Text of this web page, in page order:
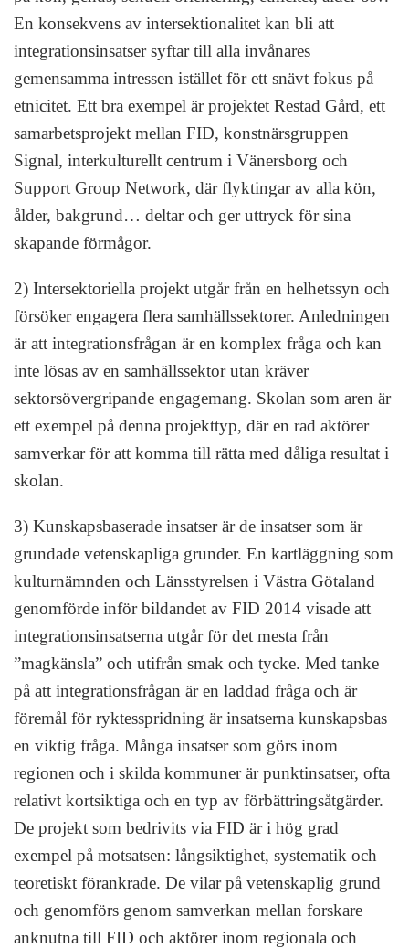
En konsekvens av intersektionalitet kan bli att
integrationsinsatser syftar till alla invånares
gemensamma intressen istället för ett snävt fokus på
etnicitet. Ett bra exempel är projektet Restad Gård, ett
samarbetsprojekt mellan FID, konstnärsgruppen
Signal, interkulturellt centrum i Vänersborg och
Support Group Network, där flyktingar av alla kön,
ålder, bakgrund… deltar och ger uttryck för sina
skapande förmågor.
2) Intersektoriella projekt utgår från en helhetssyn och
försöker engagera flera samhällssektorer. Anledningen
är att integrationsfrågan är en komplex fråga och kan
inte lösas av en samhällssektor utan kräver
sektorsövergripande engagemang. Skolan som aren är
ett exempel på denna projekttyp, där en rad aktörer
samverkar för att komma till rätta med dåliga resultat i
skolan.
3) Kunskapsbaserade insatser är de insatser som är
grundade vetenskapliga grunder. En kartläggning som
kulturnämnden och Länsstyrelsen i Västra Götaland
genomförde inför bildandet av FID 2014 visade att
integrationsinsatserna utgår för det mesta från
”magkänsla” och utifrån smak och tycke. Med tanke
på att integrationsfrågan är en laddad fråga och är
föremål för ryktesspridning är insatserna kunskapsbas
en viktig fråga. Många insatser som görs inom
regionen och i skilda kommuner är punktinsatser, ofta
relativt kortsiktiga och en typ av förbättringsåtgärder.
De projekt som bedrivits via FID är i hög grad
exempel på motsatsen: långsiktighet, systematik och
teoretiskt förankrade. De vilar på vetenskaplig grund
och genomförs genom samverkan mellan forskare
anknutna till FID och aktörer inom regionala och